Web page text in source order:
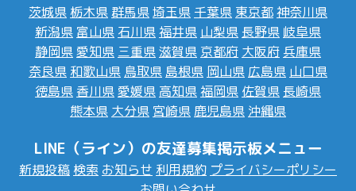
茨城県 栃木県群馬県埼玉県 千葉県 東京都神奈川県
新潟県 富山県 石川県福井県 山梨県 長野県 岐阜県
静岡県愛知県 三重県滋賀県 京都府 大阪府 兵庫県
奈良県 和歌山県 鳥取県 島根県 岡山県 広島県 山口県
徳島県 香川県愛媛県 高知県福岡県 佐賀県 長崎県
熊本県 大分県 宮崎県 鹿児島県 沖縄県
LINE（ライン）の友達募集掲示板メニュー
新規投稿 検索 お知らせ 利用規約 プライバシーポリシー